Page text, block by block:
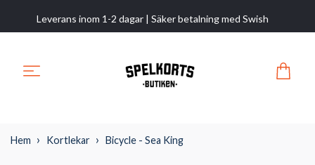
Leverans inom 1-2 dagar | Säker betalning med Swish
Hem Kortlekar Bicycle - Sea King